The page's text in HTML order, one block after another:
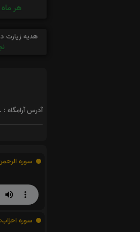
هر
هدیه
آدرس آرامگاه
سوره
سوره احزاب: